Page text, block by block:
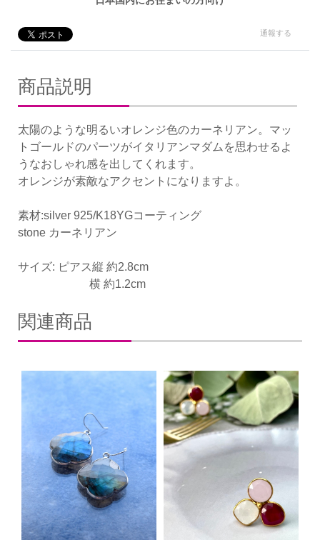
通報する
商品説明
太陽のような明るいオレンジ色のカーネリアン。マッ
トゴールドのパーツがイタリアンマダムを思わせるよ
うなおしゃれ感を出してくれます。
オレンジが素敵なアクセントになりますよ。
素材:silver 925/K18YGコーティング
stone カーネリアン
サイズ: ピアス縦 約2.8cm
横 約1.2cm
関連商品